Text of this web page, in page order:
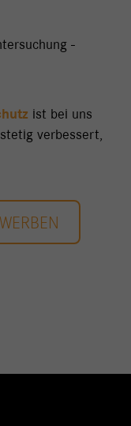
-
ist bei uns
verbessert,